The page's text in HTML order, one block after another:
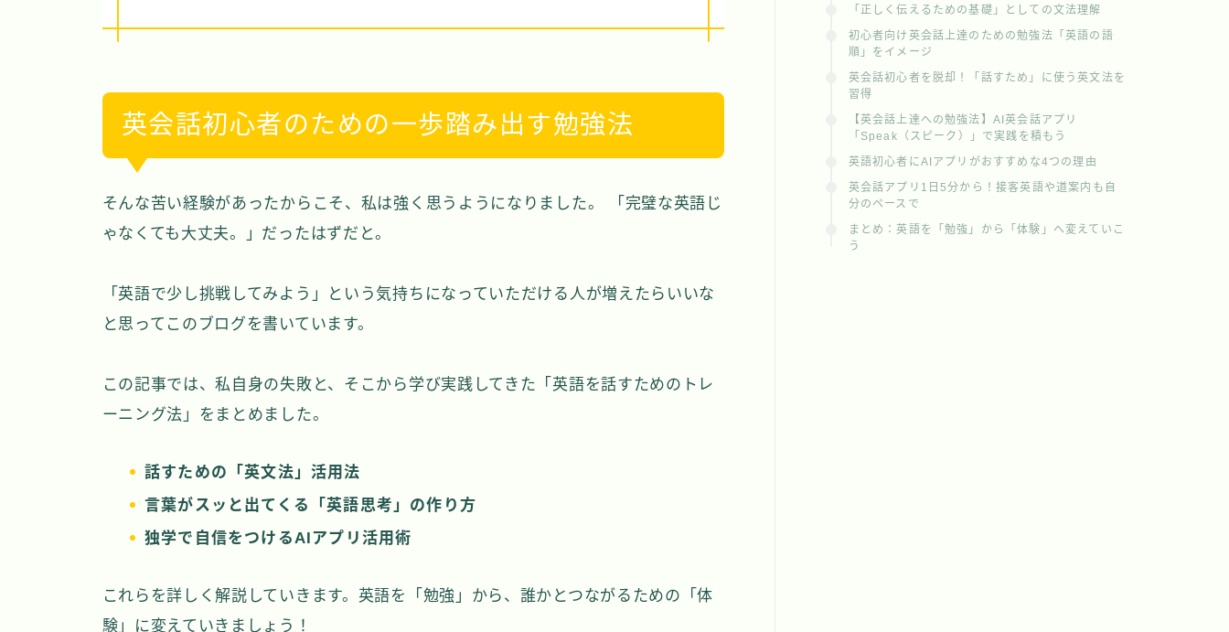
英会話初心者のための一歩踏み出す勉強法
そんな苦い経験があったからこそ、私は強く思うようになりました。 「完璧な英語じ
ゃなくても大丈夫。」だったはずだと。
「英語で少し挑戦してみよう」という気持ちになっていただける人が増えたらいいな
と思ってこのブログを書いています。
この記事では、私自身の失敗と、そこから学び実践してきた「英語を話すためのトレ
ーニング法」をまとめました。
話すための「英文法」活用法
言葉がスッと出てくる「英語思考」の作り方
独学で自信をつけるAIアプリ活用術
これらを詳しく解説していきます。英語を「勉強」から、誰かとつながるための「体
験」に変えていきましょう！
「正しく伝えるための基礎」としての文法理解
初心者向け英会話上達のための勉強法「英語の語
順」をイメージ
英会話初心者を脱却！「話すため」に使う英文法を
習得
【英会話上達への勉強法】AI英会話アプリ
「Speak（スピーク）」で実践を積もう
英語初心者にAIアプリがおすすめな4つの理由
英会話アプリ1日5分から！接客英語や道案内も自
分のペースで
まとめ：英語を「勉強」から「体験」へ変えていこ
う